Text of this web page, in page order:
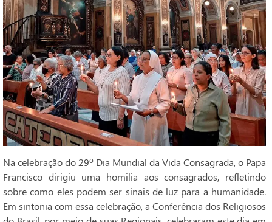
Na celebração do 29º Dia Mundial da Vida Consagrada, o Papa
Francisco dirigiu uma homilia aos consagrados, refletindo
sobre como eles podem ser sinais de luz para a humanidade.
Em sintonia com essa celebração, a Conferência dos Religiosos